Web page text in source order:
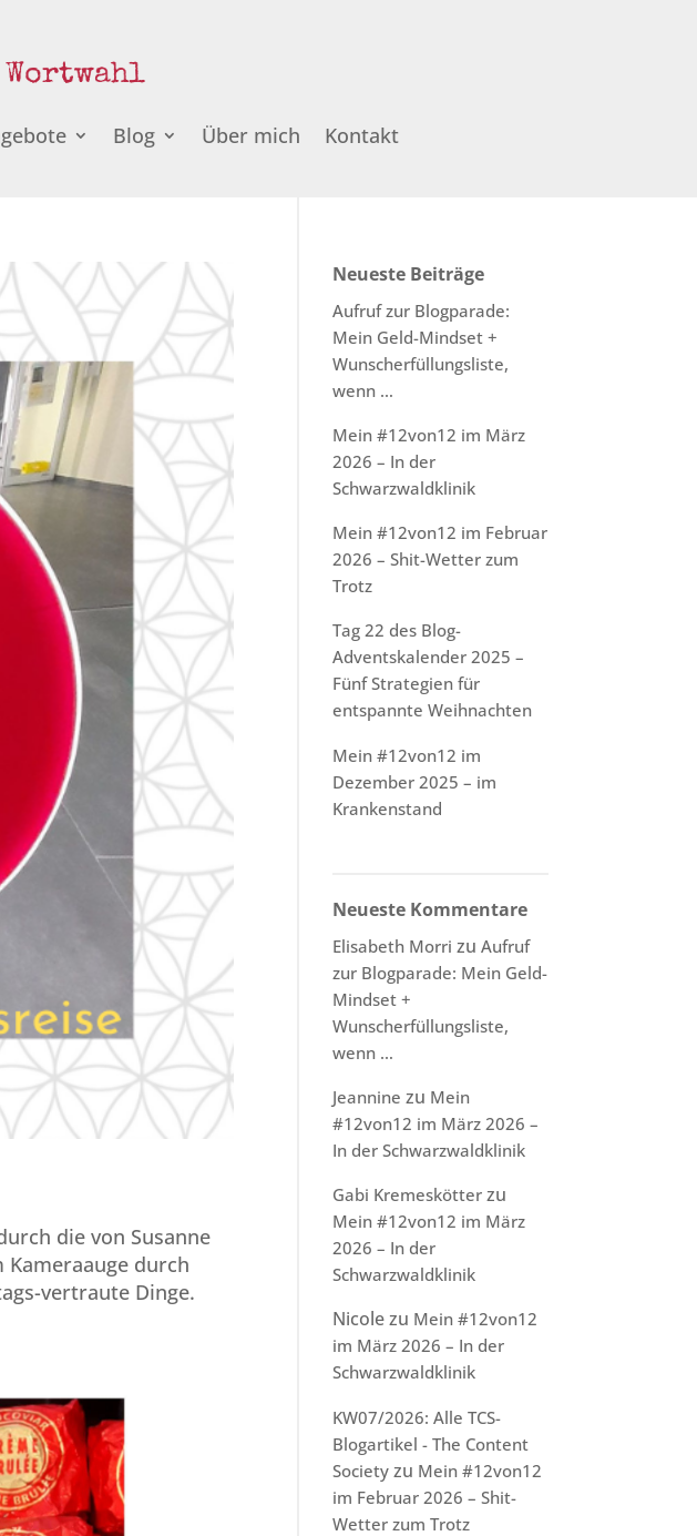
Blog Über mich Kontakt
die von Susanne
durch
vertraute Dinge.
Neueste Beiträge
Aufruf zur Blogparade:
Mein Geld-Mindset +
Wunscherfüllungsliste,
wenn …
Mein #12von12 im März
2026 – In der
Schwarzwaldklinik
Mein #12von12 im Februar
2026 – Shit-Wetter zum
Trotz
Tag 22 des Blog-
Adventskalender 2025 –
Fünf Strategien für
entspannte Weihnachten
Mein #12von12 im
Dezember 2025 – im
Krankenstand
Neueste Kommentare
Elisabeth Morri zuAufruf
zur Blogparade: Mein Geld-
Mindset +
Wunscherfüllungsliste,
wenn …
Jeannine zu Mein
#12von12 im März 2026 –
In der Schwarzwaldklinik
Gabi Kremeskötter zu
Mein #12von12 im März
2026 – In der
Schwarzwaldklinik
Nicolezu Mein #12von12
im März 2026 – In der
Schwarzwaldklinik
KW07/2026: Alle TCS-
Blogartikel - The Content
Society zu Mein #12von12
im Februar 2026 – Shit-
Wetter zum Trotz